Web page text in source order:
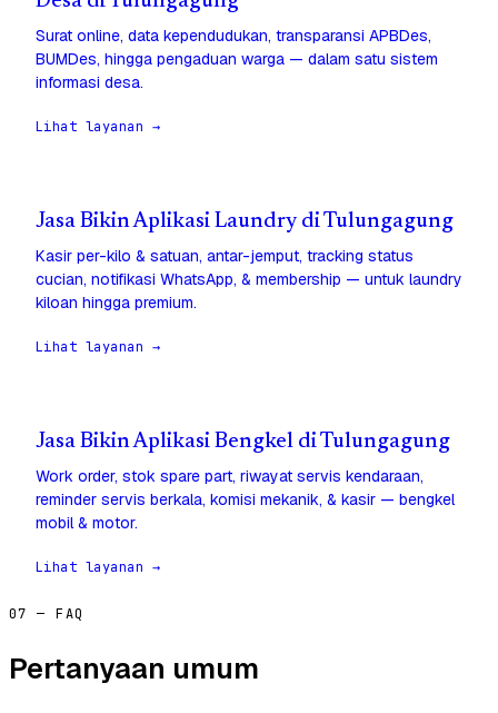
Surat online, data kependudukan, transparansi APBDes,
BUMDes, hingga pengaduan warga — dalam satu sistem
informasi desa.
Lihat layanan →
Jasa Bikin Aplikasi Laundry di Tulungagung
Kasir per-kilo & satuan, antar-jemput, tracking status
cucian, notifikasi WhatsApp, & membership — untuk laundry
kiloan hingga premium.
Lihat layanan →
Jasa Bikin Aplikasi Bengkel di Tulungagung
Work order, stok spare part, riwayat servis kendaraan,
reminder servis berkala, komisi mekanik, & kasir — bengkel
mobil & motor.
Lihat layanan →
07 — FAQ
Pertanyaan umum